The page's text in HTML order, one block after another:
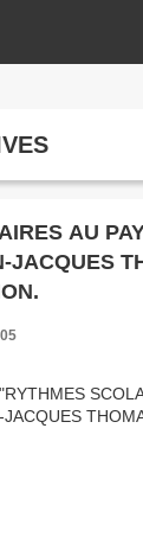
AU
JACQUES